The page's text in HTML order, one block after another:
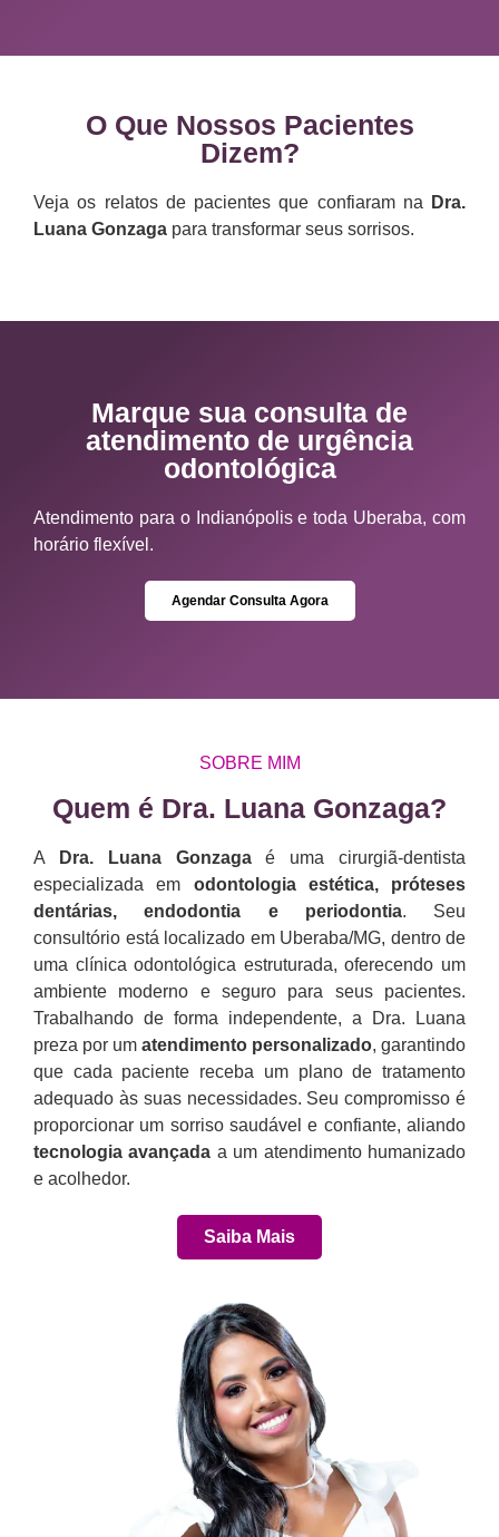
O Que Nossos Pacientes
Dizem?
Veja os relatos de pacientes que confiaram na
Dra.
Luana Gonzaga para transformar seus sorrisos.
Marque sua consulta de
atendimento de urgência
odontológica
Atendimento para o Indianópolis e toda Uberaba, com
horário flexível.
Agendar Consulta Agora
SOBRE MIM
Quem é Dra. Luana Gonzaga?​
A Dra. Luana Gonzagaé uma cirurgiã-dentista
especializada em odontologia estética, próteses
dentárias, endodontia e periodontia. Seu
consultório está localizado em Uberaba/MG, dentro de
uma clínica odontológica estruturada, oferecendo um
ambiente moderno e seguro para seus pacientes.
Trabalhando de forma independente, a Dra. Luana
preza por um atendimento personalizado, garantindo
que cada paciente receba um plano de tratamento
adequado às suas necessidades. Seu compromisso é
proporcionar um sorriso saudável e confiante, aliando
tecnologia avançada a um atendimento humanizado
e acolhedor.
Saiba Mais